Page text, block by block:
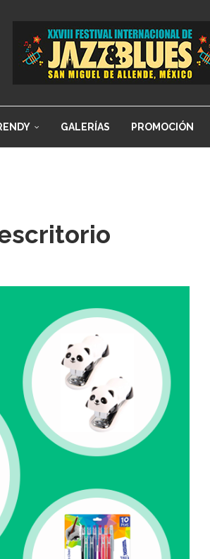
GALERÍAS PROMOCIÓN